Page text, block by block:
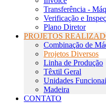
Transferência -
Verificação e
Plano Diretor
PROJETOS
Combinação de
Projetos Diversos
Linha de Produção
Têxtil Geral
Unidades
Madeira
CONTATO